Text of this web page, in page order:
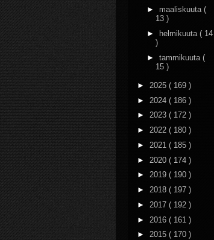
► maaliskuuta (
13 )
►
helmikuuta ( 14
)
► tammikuuta (
15 )
► 2025 ( 169 )
► 2024 ( 186 )
► 2023 ( 172 )
► 2022 ( 180 )
► 2021 ( 185 )
► 2020 ( 174 )
► 2019 ( 190 )
► 2018 ( 197 )
► 2017 ( 192 )
► 2016 ( 161 )
► 2015 ( 170 )